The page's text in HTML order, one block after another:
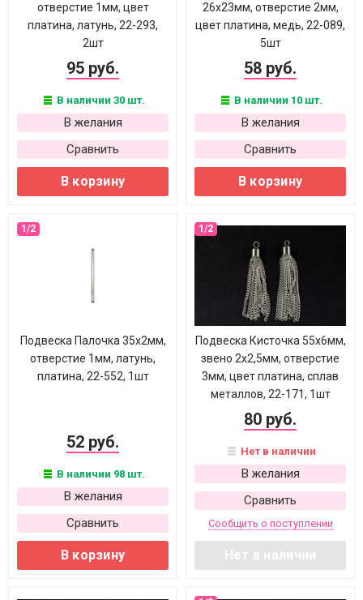
отверстие 1мм, цвет
платина, латунь, 22-293,
2шт
95 руб.
В наличии 30 шт.
В желания
Сравнить
В корзину
26х23мм, отверстие 2мм,
цвет платина, медь, 22-089,
5шт
58 руб.
В наличии 10 шт.
В желания
Сравнить
В корзину
Подвеска Палочка 35х2мм,
отверстие 1мм, латунь,
платина, 22-552, 1шт
52 руб.
В наличии 98 шт.
В желания
Сравнить
В корзину
Подвеска Кисточка 55х6мм,
звено 2х2,5мм, отверстие
3мм, цвет платина, сплав
металлов, 22-171, 1шт
80 руб.
Нет в наличии
В желания
Сравнить
Сообщить о поступлении
Нет в наличии